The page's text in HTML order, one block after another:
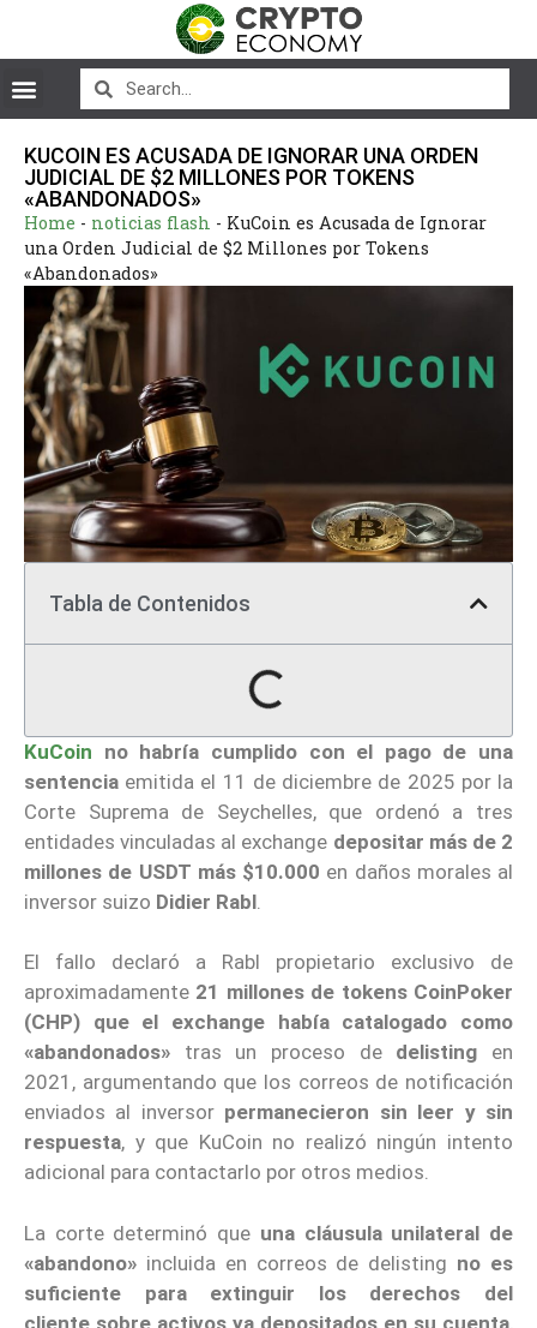
KUCOIN ES ACUSADA DE IGNORAR UNA ORDEN
JUDICIAL DE $2 MILLONES POR TOKENS
«ABANDONADOS»
Home - noticias flash - KuCoin es Acusada de Ignorar
una Orden Judicial de $2 Millones por Tokens
«Abandonados»
Tabla de Contenidos
KuCoin no habría cumplido con el pago de una
sentencia emitida el 11 de diciembre de 2025 por la
Corte Suprema de Seychelles, que ordenó a tres
entidades vinculadas al exchange depositar más de 2
millones de USDT más $10.000 en daños morales al
inversor suizo Didier Rabl
El fallo declaró a Rabl propietario exclusivo de
aproximadamente 21 millones de tokens CoinPoker
(CHP) que el exchange había catalogado como
«abandonados» tras un proceso de delisting en
2021, argumentando que los correos de notificación
enviados al inversor permanecieron sin leer y sin
respuesta, y que KuCoin no realizó ningún intento
adicional para contactarlo por otros medios.
La corte determinó que una cláusula unilateral de
«abandono» incluida en correos de delisting no es
suficiente para extinguir los derechos del
cliente sobre activos ya depositados en su cuenta,